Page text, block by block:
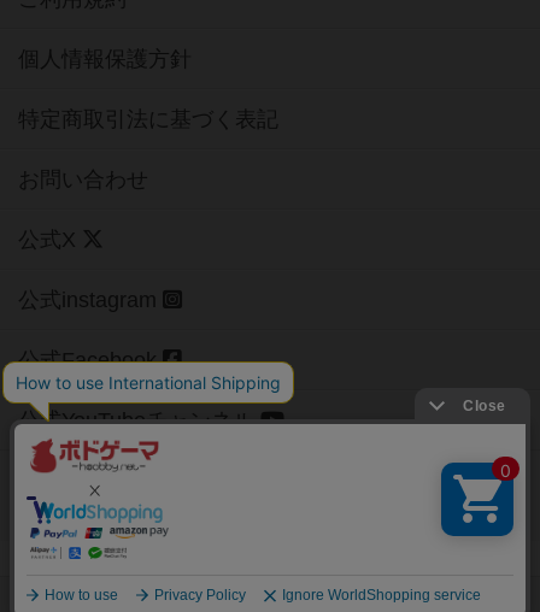
個人情報保護方針
特定商取引法に基づく表記
お問い合わせ
公式X
公式instagram
公式Facebook
公式YouTubeチャンネル